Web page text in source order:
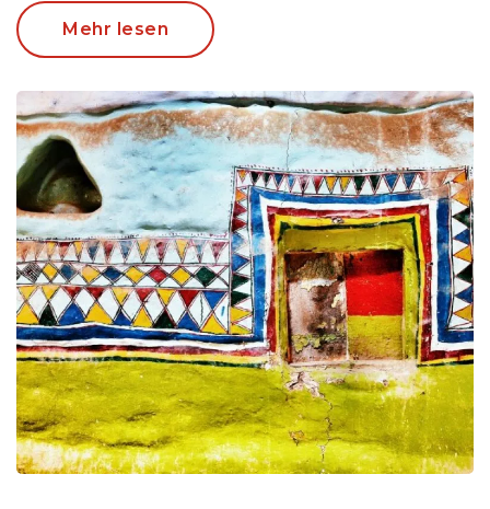
Dimsum Informationspaket vor Abreise
anderen Charakter als der Rest des Landes. Auf
dem Weg zur Grenze zu Jemen reisen Sie durch
raue Bergregionenmit beeindruckend
gelegenenBergdörfern. Diese Region Asir hat
ein völlig anderes Gepräge als der Rest des
Landes. Neben Bergen können Sie auch
iedyllische Inselnim Roten Meer besuchen,
schnorcheln, tauchen und schwimmen.
Klicken Sie unten auf Ausflüge und wählen Sie die
Ausflüge aus, die Ihnen am meisten zusagen. In
einigen Orten besteht die Möglichkeit, ein
Mehr lesen